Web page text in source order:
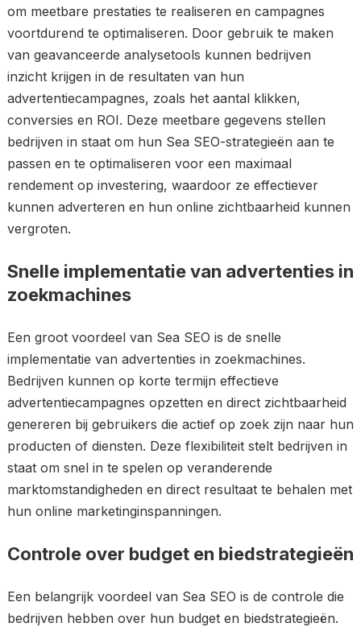
om meetbare prestaties te realiseren en campagnes
voortdurend te optimaliseren. Door gebruik te maken
van geavanceerde analysetools kunnen bedrijven
inzicht krijgen in de resultaten van hun
advertentiecampagnes, zoals het aantal klikken,
conversies en ROI. Deze meetbare gegevens stellen
bedrijven in staat om hun Sea SEO-strategieën aan te
passen en te optimaliseren voor een maximaal
rendement op investering, waardoor ze effectiever
kunnen adverteren en hun online zichtbaarheid kunnen
vergroten.
Snelle implementatie van advertenties in
zoekmachines
Een groot voordeel van Sea SEO is de snelle
implementatie van advertenties in zoekmachines.
Bedrijven kunnen op korte termijn effectieve
advertentiecampagnes opzetten en direct zichtbaarheid
genereren bij gebruikers die actief op zoek zijn naar hun
producten of diensten. Deze flexibiliteit stelt bedrijven in
staat om snel in te spelen op veranderende
marktomstandigheden en direct resultaat te behalen met
hun online marketinginspanningen.
Controle over budget en biedstrategieën
Een belangrijk voordeel van Sea SEO is de controle die
bedrijven hebben over hun budget en biedstrategieën.